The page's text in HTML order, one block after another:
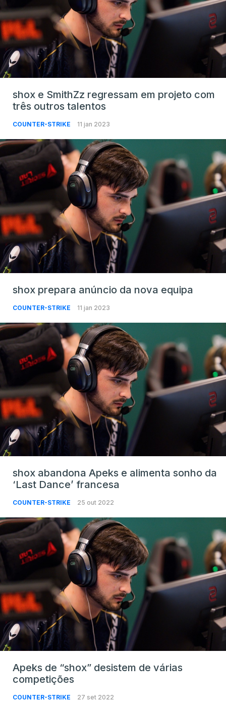
shox e SmithZz regressam em projeto com
três outros talentos
COUNTER-STRIKE 11 jan 2023
shox prepara anúncio da nova equipa
COUNTER-STRIKE 11 jan 2023
shox abandona Apeks e alimenta sonho da
‘Last Dance’ francesa
COUNTER-STRIKE 25 out 2022
Apeks de “shox” desistem de várias
competições
COUNTER-STRIKE 27 set 2022